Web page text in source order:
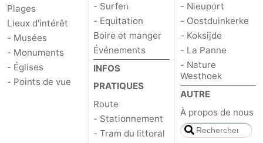
Plages
Lieux d'intérêt
- Musées
- Monuments
- Églises
- Points de vue
- Surfen
- Equitation
Boire et manger
Événements
INFOS
PRATIQUES
Route
- Stationnement
- Tram du littoral
- Nieuport
- Oostduinkerke
- Koksijde
- La Panne
- Nature
Westhoek
AUTRE
À propos de nous